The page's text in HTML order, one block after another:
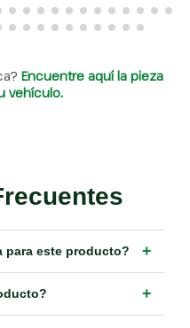
Encuentre aquí la pieza
vehículo.
para este producto? +
+